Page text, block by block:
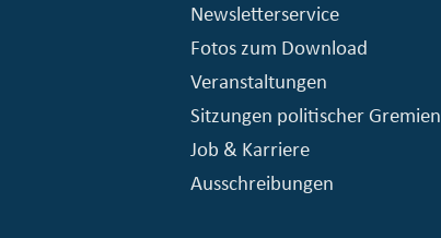
Newsletterservice
Fotos zum Download
Veranstaltungen
Sitzungen politischer Gremien
Job & Karriere
Ausschreibungen